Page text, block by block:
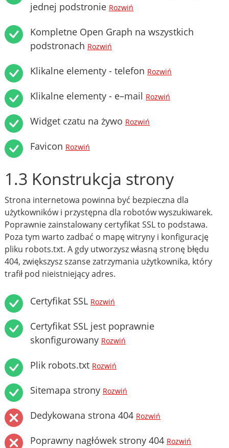
jednej podstronie Rozwiń
Kompletne Open Graph na wszystkich
podstronach Rozwiń
Klikalne elementy - telefon Rozwiń
Klikalne elementy - e–mail Rozwiń
Widget czatu na żywo Rozwiń
Favicon Rozwiń
1.3 Konstrukcja strony
Strona internetowa powinna być bezpieczna dla
użytkowników i przystępna dla robotów wyszukiwarek.
Poprawnie zainstalowany certyfikat SSL to podstawa.
Poza tym warto zadbać o mapę witryny i konfigurację
pliku robots.txt. A gdy utworzysz własną stronę błędu
404, zwiększysz szanse zatrzymania użytkownika, który
trafił pod nieistniejący adres.
Certyfikat SSL Rozwiń
Certyfikat SSL jest poprawnie
skonfigurowany Rozwiń
Plik robots.txt Rozwiń
Sitemapa strony Rozwiń
Dedykowana strona 404 Rozwiń
Poprawny nagłówek strony 404 Rozwiń